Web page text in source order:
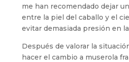
me han recomendado dejar
entre la piel del caballo y el
evitar demasiada presión en
Después de valorar la
hacer el cambio a muserola